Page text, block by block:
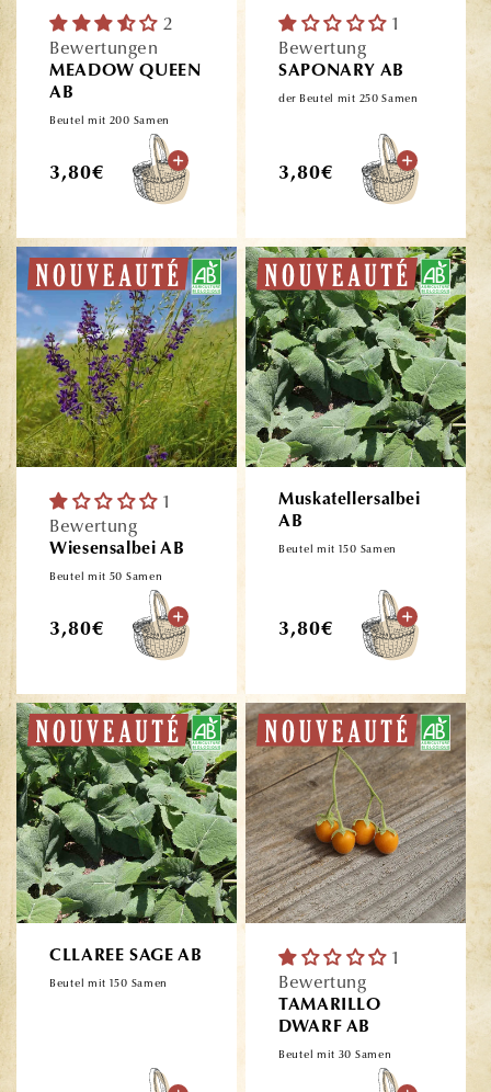
2
Bewertungen
MEADOW QUEEN
AB
Beutel mit 200 Samen
Normaler
3,80€
1
Bewertung
SAPONARY AB
der Beutel mit 250 Samen
Normaler
3,80€
1
Bewertung
Wiesensalbei AB
Beutel mit 50 Samen
Normaler
3,80€
Muskatellersalbei
AB
Beutel mit 150 Samen
Normaler
3,80€
CLLAREE SAGE AB
Beutel mit 150 Samen
1
Bewertung
TAMARILLO
DWARF AB
Beutel mit 30 Samen